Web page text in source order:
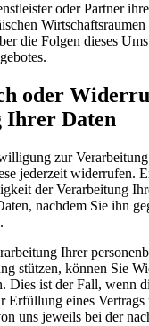
oder Partner
die Folgen dieses
oder
Ihrer Daten
zur
jederzeit widerrufen.
der Verarbeitung
nachdem Sie ihn
Ihrer
stützen, können Sie
Dies ist der Fall, wenn
Erfüllung eines Vertrags
uns jeweils bei der